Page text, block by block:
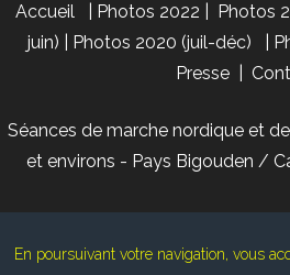
Accueil Photos 2022 Photos
juin)
Photos 2020 (juil-déc)
Presse|
Séances de marche nordique et
et environs - Pays Bigouden /
En poursuivant votre navigation, vous